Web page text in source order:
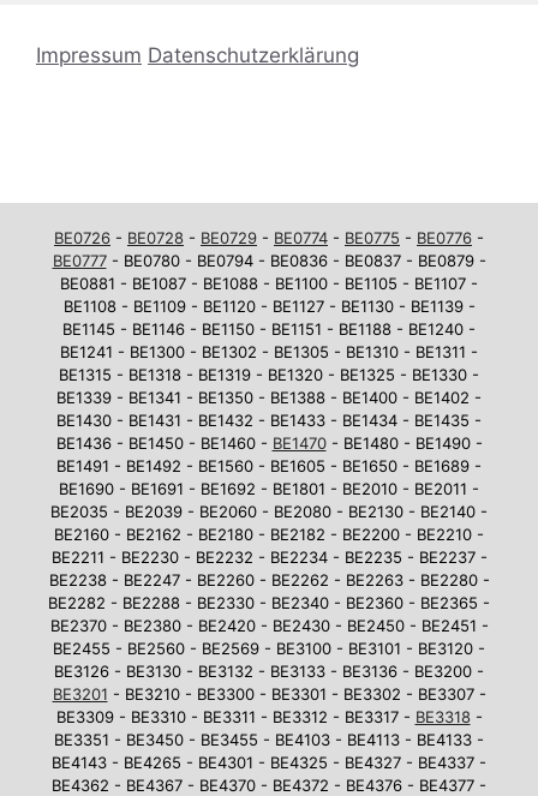
Impressum Datenschutzerklärung
BE0726 - BE0728 - BE0729 - BE0774 - BE0775 - BE0776 -
BE0777- BE0780 - BE0794 - BE0836 - BE0837 - BE0879 -
BE0881 - BE1087 - BE1088 - BE1100 - BE1105 - BE1107 -
BE1108 - BE1109 - BE1120 - BE1127 - BE1130 - BE1139 -
BE1145 - BE1146 - BE1150 - BE1151 - BE1188 - BE1240 -
BE1241 - BE1300 - BE1302 - BE1305 - BE1310 - BE1311 -
BE1315 - BE1318 - BE1319 - BE1320 - BE1325 - BE1330 -
BE1339 - BE1341 - BE1350 - BE1388 - BE1400 - BE1402 -
BE1430 - BE1431 - BE1432 - BE1433 - BE1434 - BE1435 -
BE1436 - BE1450 - BE1460 - BE1470- BE1480 - BE1490 -
BE1491 - BE1492 - BE1560 - BE1605 - BE1650 - BE1689 -
BE1690 - BE1691 - BE1692 - BE1801 - BE2010 - BE2011 -
BE2035 - BE2039 - BE2060 - BE2080 - BE2130 - BE2140 -
BE2160 - BE2162 - BE2180 - BE2182 - BE2200 - BE2210 -
BE2211 - BE2230 - BE2232 - BE2234 - BE2235 - BE2237 -
BE2238 - BE2247 - BE2260 - BE2262 - BE2263 - BE2280 -
BE2282 - BE2288 - BE2330 - BE2340 - BE2360 - BE2365 -
BE2370 - BE2380 - BE2420 - BE2430 - BE2450 - BE2451 -
BE2455 - BE2560 - BE2569 - BE3100 - BE3101 - BE3120 -
BE3126 - BE3130 - BE3132 - BE3133 - BE3136 - BE3200 -
BE3201 - BE3210 - BE3300 - BE3301 - BE3302 - BE3307 -
BE3309 - BE3310 - BE3311 - BE3312 - BE3317 - BE3318-
BE3351 - BE3450 - BE3455 - BE4103 - BE4113 - BE4133 -
BE4143 - BE4265 - BE4301 - BE4325 - BE4327 - BE4337 -
BE4362 - BE4367 - BE4370 - BE4372 - BE4376 - BE4377 -